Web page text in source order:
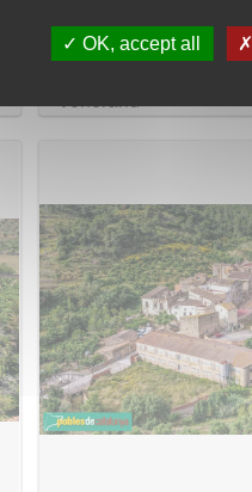
Venerand
OK, accept all